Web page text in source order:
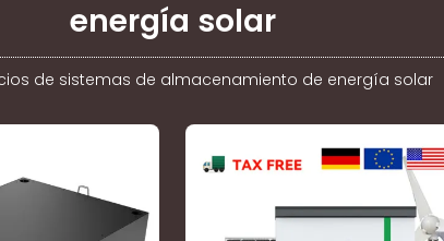
energía solar
de sistemas de almacenamiento de energía solar